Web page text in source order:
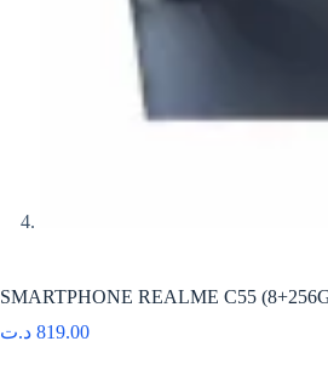
SMARTPHONE REALME C55
819.00 د.ت